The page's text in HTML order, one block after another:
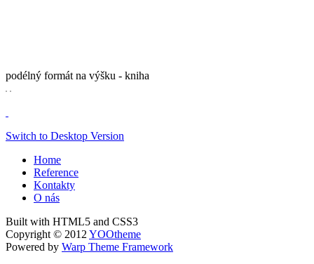
podélný formát na výšku - kniha
Switch to Desktop Version
Home
Reference
Kontakty
O nás
Built with HTML5 and CSS3
Copyright © 2012 YOOtheme
Powered by Warp Theme Framework